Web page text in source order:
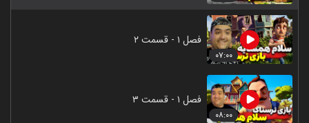
۰۷:۰۰
فصل ۱ - قسمت ۲
۰۸:۰۰
فصل ۱ - قسمت ۳